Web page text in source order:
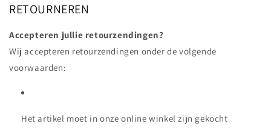
RETOURNEREN
Accepteren jullie retourzendingen?
Wij accepteren retourzendingen onder de volgende
voorwaarden:
Het artikel moet in onze online winkel zijn gekocht